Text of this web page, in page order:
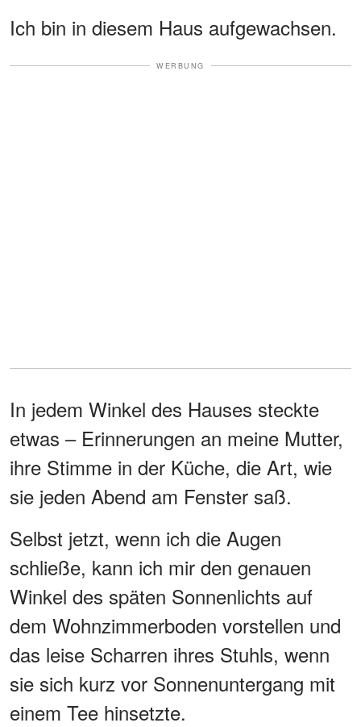
Ich bin in diesem Haus aufgewachsen.
WERBUNG
In jedem Winkel des Hauses steckte
etwas – Erinnerungen an meine Mutter,
ihre Stimme in der Küche, die Art, wie
sie jeden Abend am Fenster saß.
Selbst jetzt, wenn ich die Augen
schließe, kann ich mir den genauen
Winkel des späten Sonnenlichts auf
dem Wohnzimmerboden vorstellen und
das leise Scharren ihres Stuhls, wenn
sie sich kurz vor Sonnenuntergang mit
einem Tee hinsetzte.